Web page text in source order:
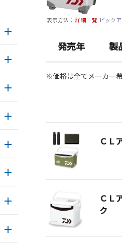
表示方法： 詳細一覧 ピック
発売年 製
※価格は全てメーカー
ＣＬ
ＣＬ
ク